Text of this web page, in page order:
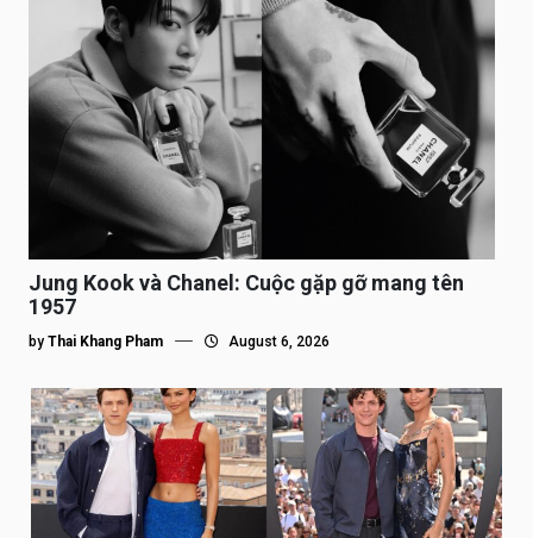
Jung Kook và Chanel: Cuộc gặp gỡ mang tên
1957
by Thai Khang Pham August 6, 2026